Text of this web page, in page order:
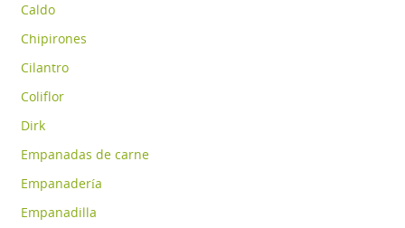
Caldo
Chipirones
Cilantro
Coliflor
Dirk
Empanadas de carne
Empanadería
Empanadilla